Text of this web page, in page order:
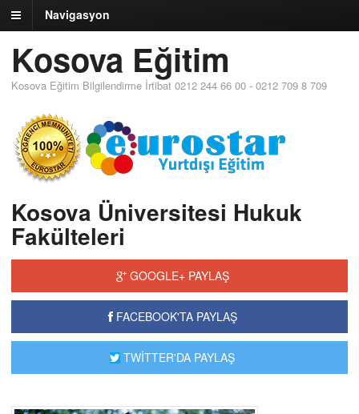
Navigasyon
Kosova Eğitim
Kosova Eğitim Bilgilendirme İrtibat 0212 244 66 00 - 0212 709 8 709
Kosova Üniversitesi Hukuk
Fakülteleri
GOOGLE+ PAYLAŞ
FACEBOOK'TA PAYLAŞ
TWİTTER'DA PAYLAŞ